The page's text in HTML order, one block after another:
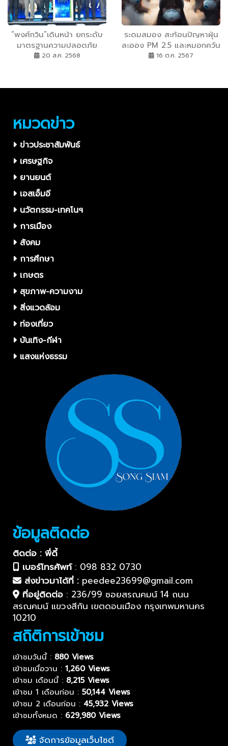
“พงศ์กวิน”เดินหน้า ยกระดับ
มาตรฐานความปลอดภัย
แรงงานไทย ตั้งเป้า ลด
20 ส.ค. 2568
ระดมสมอง สะท้อนปัญหาฝุ่น
ละออง PM 2.5 และหมอกควัน
ร่วมหาแนวทางแก้ไขที่ถูกต้อง
16 ต.ค. 2567
หมวดข่าว
ข่าวประชาสัมพันธ์
เศรษฐกิจ
ยานยนต์
เอสเอ็มอี
นวัตกรรม-เทคโนฯ
การเมือง
สังคม
การศึกษา
เกษตร
สุขภาพ-ความงาม
สิ่งแวดล้อม
ท่องเที่ยว
บันเทิง-กีฬา
แสงแห่งธรรม
ข้อมูลติดต่อ
ติดต่อ : พี่ดี้
เบอร์โทรศัพท์: 098 832 0730
ส่งข่าวมาได้ที่ : peedee23699@gmail.com
ที่อยู่ติดต่อ : 236/99 ซอยสรณคมน์ 14 ถนน
สรณคมน์ แขวงสีกัน เขตดอนเมือง กรุงเทพมหานคร
10210
สถิติการเข้าชม
เข้าชมวันนี้ : 880 Views
เข้าชมเมื่อวาน : 1,260 Views
เข้าชม เดือนนี้ : 8,215 Views
เข้าชม 1 เดือนก่อน : 50,144 Views
เข้าชม 2 เดือนก่อน : 45,932 Views
เข้าชมทั้งหมด : 629,980 Views
จัดการข้อมูลเว็บไซต์